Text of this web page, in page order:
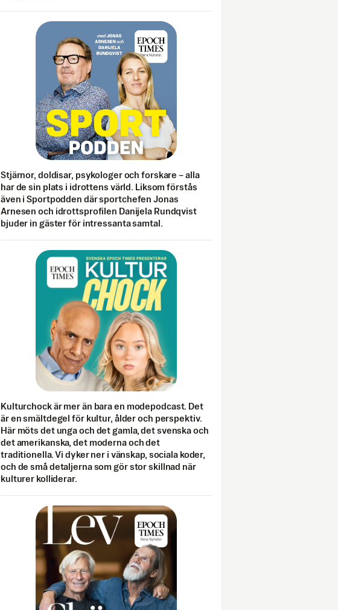
Stjärnor, doldisar, psykologer och forskare – alla
har de sin plats i idrottens värld. Liksom förstås
även i Sportpodden där sportchefen Jonas
Arnesen och idrottsprofilen Danijela Rundqvist
bjuder in gäster för intressanta samtal.
Kulturchock är mer än bara en modepodcast. Det
är en smältdegel för kultur, ålder och perspektiv.
Här möts det unga och det gamla, det svenska och
det amerikanska, det moderna och det
traditionella. Vi dyker ner i vänskap, sociala koder,
och de små detaljerna som gör stor skillnad när
kulturer kolliderar.